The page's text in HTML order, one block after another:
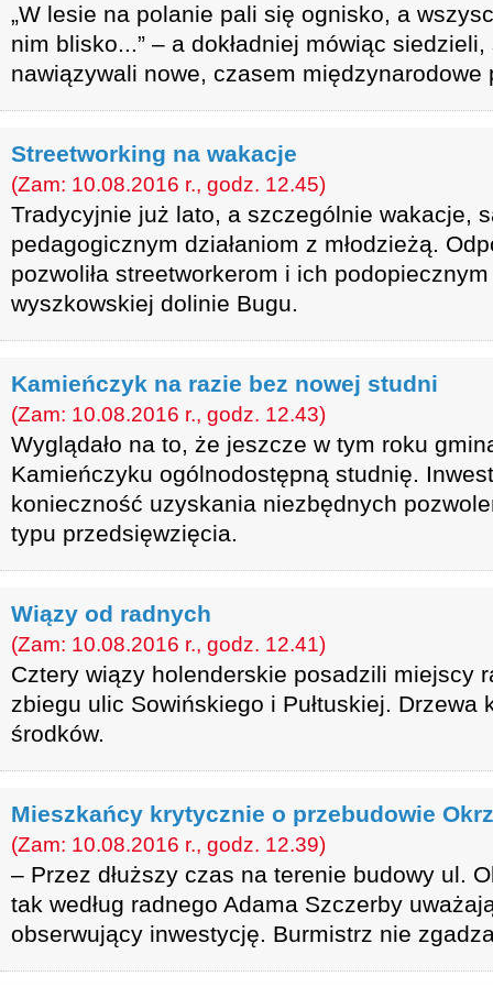
„W lesie na polanie pali się ognisko, a
nim blisko...” – a dokładniej mówiąc
nawiązywali nowe, czasem międzynarodowe
Streetworking na wakacje
(Zam: 10.08.2016 r., godz. 12.45)
Tradycyjnie już lato, a szczególnie wakacje,
pedagogicznym działaniom z młodzieżą.
pozwoliła streetworkerom i ich
wyszkowskiej dolinie Bugu.
Kamieńczyk na razie bez nowej studni
(Zam: 10.08.2016 r., godz. 12.43)
Wyglądało na to, że jeszcze w tym roku
Kamieńczyku ogólnodostępną studnię.
konieczność uzyskania niezbędnych
typu przedsięwzięcia.
Wiązy od radnych
(Zam: 10.08.2016 r., godz. 12.41)
Cztery wiązy holenderskie posadzili miejscy
zbiegu ulic Sowińskiego i Pułtuskiej. Drzewa
środków.
Mieszkańcy krytycznie o przebudowie
(Zam: 10.08.2016 r., godz. 12.39)
– Przez dłuższy czas na terenie budowy ul.
tak według radnego Adama Szczerby
obserwujący inwestycję. Burmistrz nie